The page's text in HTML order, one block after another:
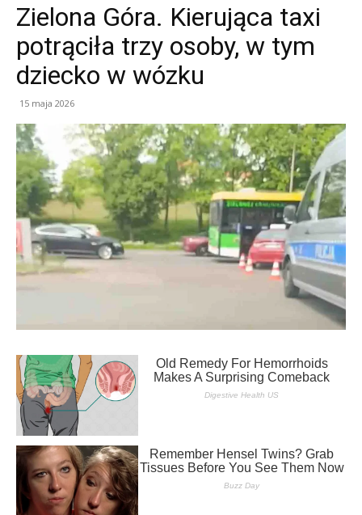
Zielona Góra. Kierująca taxi
potrąciła trzy osoby, w tym
dziecko w wózku
15 maja 2026